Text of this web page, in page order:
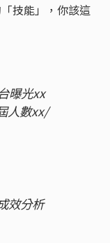
技能」，你該這
曝光xx
人數xx/
效分析